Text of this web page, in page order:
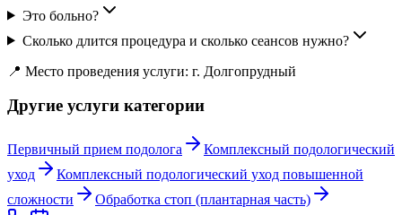
Это больно?
Сколько длится процедура и сколько сеансов нужно?
📍 Место проведения услуги: г. Долгопрудный
Другие услуги категории
Первичный прием подолога
Комплексный подологический
уход
Комплексный подологический уход повышенной
сложности
Обработка стоп (плантарная часть)